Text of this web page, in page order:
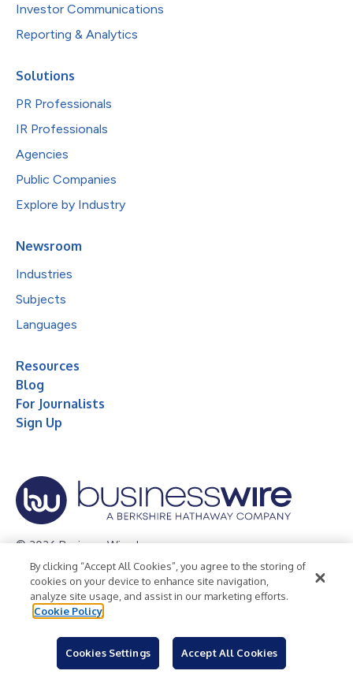
Investor Communications
Reporting & Analytics
Solutions
PR Professionals
IR Professionals
Agencies
Public Companies
Explore by Industry
Newsroom
Industries
Subjects
Languages
Resources
Blog
For Journalists
Sign Up
© 2026 Business Wire, Inc.
Privacy Policy Cookie Policy
Accessibility Statement
Terms of Use
Legal
By clicking “Accept All Cookies”, you agree to the storing of
cookies on your device to enhance site navigation,
analyze site usage, and assist in our marketing efforts.
Cookie Policy
Cookies Settings Accept All Cookies